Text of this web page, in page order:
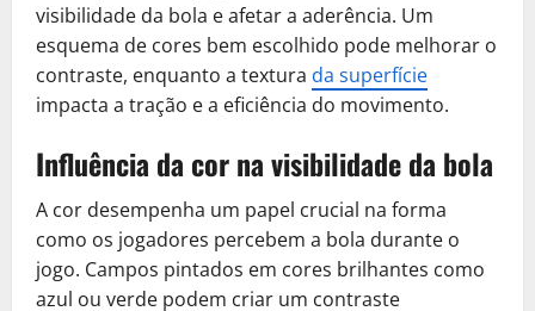
visibilidade da bola e afetar a aderência. Um
esquema de cores bem escolhido pode melhorar o
contraste, enquanto a textura da superfície
impacta a tração e a eficiência do movimento.
Influência da cor na visibilidade da bola
A cor desempenha um papel crucial na forma
como os jogadores percebem a bola durante o
jogo. Campos pintados em cores brilhantes como
azul ou verde podem criar um contraste